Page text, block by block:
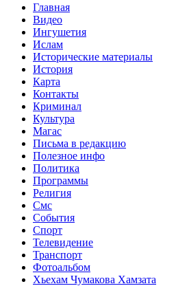
Главная
Видео
Ингушетия
Ислам
Исторические материалы
История
Карта
Контакты
Криминал
Культура
Магас
Письма в редакцию
Полезное инфо
Политика
Программы
Религия
Смс
События
Спорт
Телевидение
Транспорт
Фотоальбом
Хьехам Чумакова Хамзата